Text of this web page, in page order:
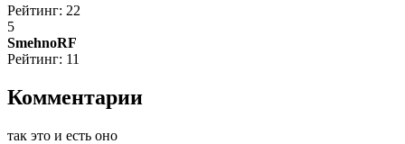
Рейтинг: 22
5
SmehnoRF
Рейтинг: 11
Комментарии
так это и есть оно